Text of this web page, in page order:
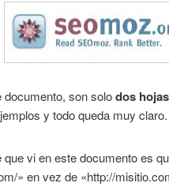
son solodos
y todo queda muy claro.
vi en este documento es
» en vez de «http://